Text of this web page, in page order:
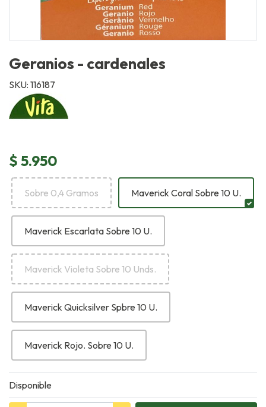
Geranios - cardenales
SKU: 116187
$ 5.950
Sobre 0,4 Gramos Maverick Coral Sobre 10 U.
Maverick Escarlata Sobre 10 U.
Maverick Violeta Sobre 10 Unds.
Maverick Quicksilver Spbre 10 U.
Maverick Rojo. Sobre 10 U.
Disponible